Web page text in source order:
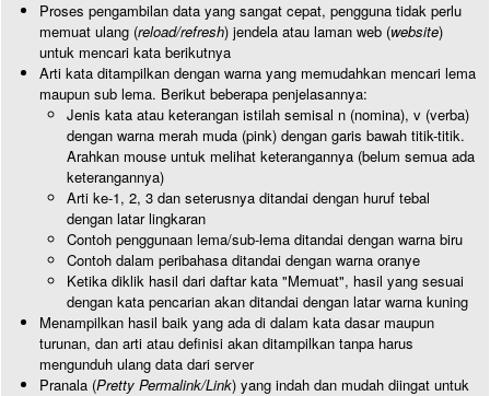
Proses pengambilan data yang sangat cepat, pengguna tidak perlu
memuat ulang (reload/refresh) jendela atau laman web (website)
untuk mencari kata berikutnya
Arti kata ditampilkan dengan warna yang memudahkan mencari lema
maupun sub lema. Berikut beberapa penjelasannya:
Jenis kata atau keterangan istilah semisal n (nomina), v (verba)
dengan warna merah muda (pink) dengan garis bawah titik-titik.
Arahkan mouse untuk melihat keterangannya (belum semua ada
keterangannya)
Arti ke-1, 2, 3 dan seterusnya ditandai dengan huruf tebal
dengan latar lingkaran
Contoh penggunaan lema/sub-lema ditandai dengan warna biru
Contoh dalam peribahasa ditandai dengan warna oranye
Ketika diklik hasil dari daftar kata "Memuat", hasil yang sesuai
dengan kata pencarian akan ditandai dengan latar warna kuning
Menampilkan hasil baik yang ada di dalam kata dasar maupun
turunan, dan arti atau definisi akan ditampilkan tanpa harus
mengunduh ulang data dari server
Pranala (Pretty Permalink/Link) yang indah dan mudah diingat untuk